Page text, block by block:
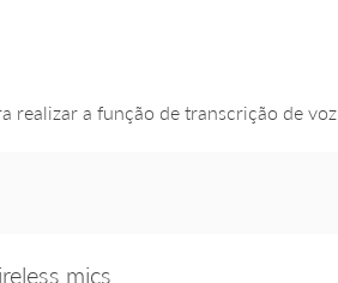
realizar a função de transcrição de voz.
mics